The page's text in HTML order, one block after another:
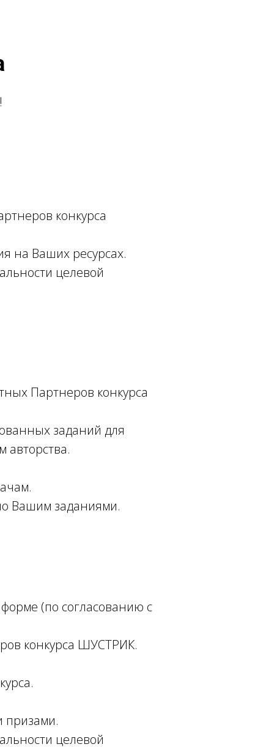
конкурса
на Ваших ресурсах.
целевой
Партнеров конкурса
заданий для
авторства.
Вашим заданиями.
(по согласованию с
конкурса ШУСТРИК.
призами.
целевой